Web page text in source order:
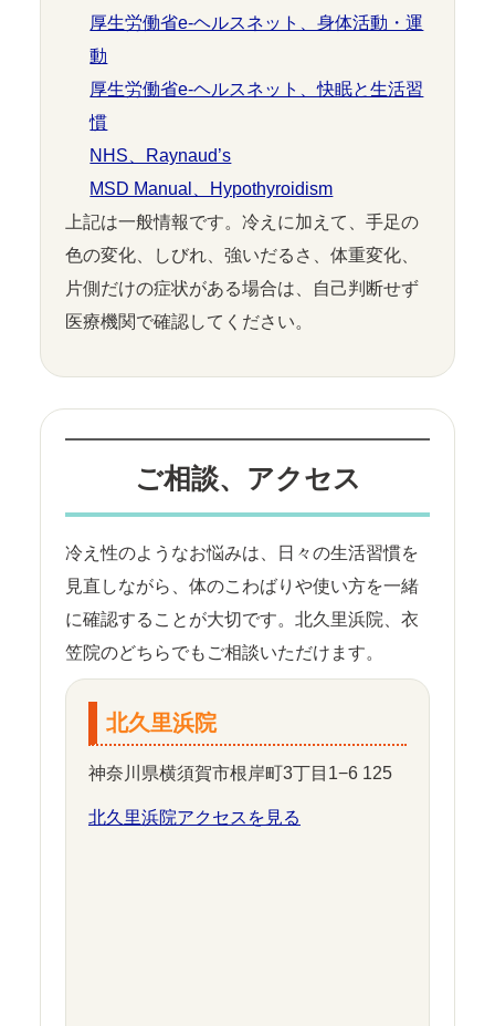
厚生労働省e-ヘルスネット、身体活動・運
動
厚生労働省e-ヘルスネット、快眠と生活習
慣
NHS、Raynaud’s
MSD Manual、Hypothyroidism
上記は一般情報です。冷えに加えて、手足の
色の変化、しびれ、強いだるさ、体重変化、
片側だけの症状がある場合は、自己判断せず
医療機関で確認してください。
ご相談、アクセス
冷え性のようなお悩みは、日々の生活習慣を
見直しながら、体のこわばりや使い方を一緒
に確認することが大切です。北久里浜院、衣
笠院のどちらでもご相談いただけます。
北久里浜院
神奈川県横須賀市根岸町3丁目1−6 125
北久里浜院アクセスを見る